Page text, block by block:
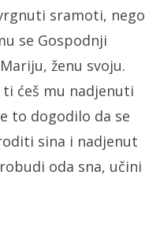
sramoti, nego
se Gospodnji
ženu svoju.
ti ćeš mu nadjenuti
to dogodilo da se
sina i nadjenut
oda sna, učini